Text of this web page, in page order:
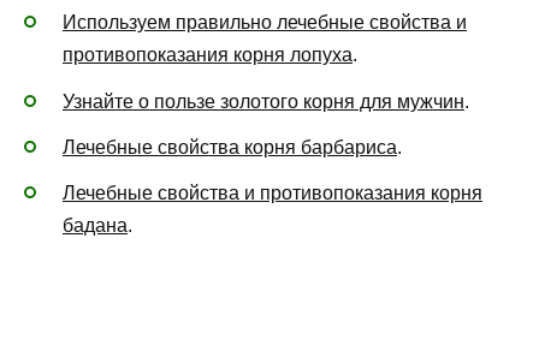
Используем правильно лечебные свойства и
противопоказания корня лопуха.
Узнайте о пользе золотого корня для мужчин.
Лечебные свойства корня барбариса.
Лечебные свойства и противопоказания корня
бадана.